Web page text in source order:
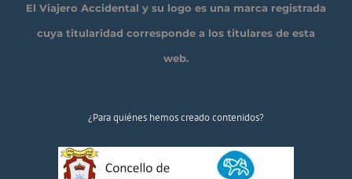
El Viajero Accidental y su logo es una marca registrada
cuya titularidad corresponde a los titulares de esta
web.
¿Para quiénes hemos creado contenidos?